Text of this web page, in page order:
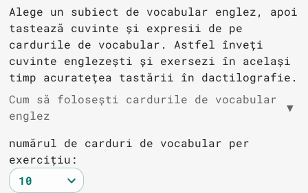
Alege un subiect de vocabular englez, apoi
tastează cuvinte și expresii de pe
cardurile de vocabular. Astfel înveți
cuvinte englezești și exersezi în același
timp acuratețea tastării în dactilografie.
Cum să folosești cardurile de vocabular
englez
▼
numărul de carduri de vocabular per
exercițiu: